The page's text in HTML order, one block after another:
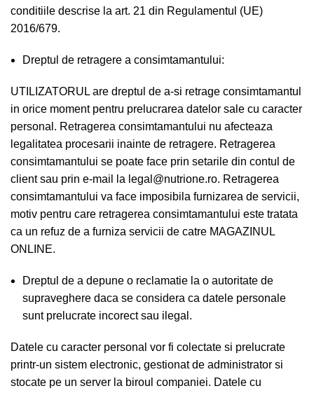
conditiile descrise la art. 21 din Regulamentul (UE)
2016/679.
Dreptul de retragere a consimtamantului:
UTILIZATORUL are dreptul de a-si retrage consimtamantul
in orice moment pentru prelucrarea datelor sale cu caracter
personal. Retragerea consimtamantului nu afecteaza
legalitatea procesarii inainte de retragere. Retragerea
consimtamantului se poate face prin setarile din contul de
client sau prin e-mail la legal@nutrione.ro. Retragerea
consimtamantului va face imposibila furnizarea de servicii,
motiv pentru care retragerea consimtamantului este tratata
ca un refuz de a furniza servicii de catre MAGAZINUL
ONLINE.
Dreptul de a depune o reclamatie la o autoritate de
supraveghere daca se considera ca datele personale
sunt prelucrate incorect sau ilegal.
Datele cu caracter personal vor fi colectate si prelucrate
printr-un sistem electronic, gestionat de administrator si
stocate pe un server la biroul companiei. Datele cu